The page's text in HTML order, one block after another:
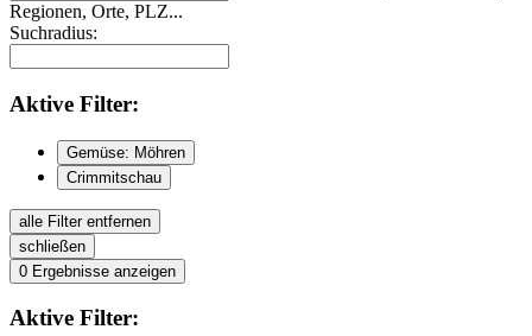
Regionen, Orte, PLZ...
Suchradius:
Aktive Filter:
Gemüse: Möhren
Crimmitschau
alle Filter entfernen
schließen
0 Ergebnisse anzeigen
Aktive Filter: